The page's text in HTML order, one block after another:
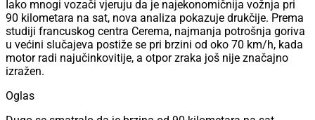
Iako mnogi vozači vjeruju da je najekonomičnija vožnja pri
90 kilometara na sat, nova analiza pokazuje drukčije. Prema
studiji francuskog centra Cerema, najmanja potrošnja goriva
u većini slučajeva postiže se pri brzini od oko 70 km/h, kada
motor radi najučinkovitije, a otpor zraka još nije značajno
izražen.
Oglas